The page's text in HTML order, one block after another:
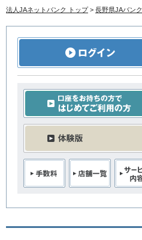
法人JAネットバンク トップ > 長野県JAバンク